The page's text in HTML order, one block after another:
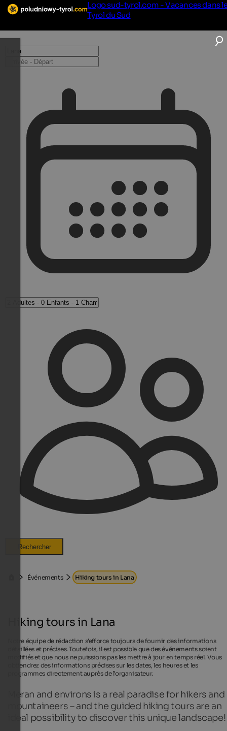
Logo sud-tyrol.com - Vacances dans
Tyrol du Sud
Rechercher
Événements Hiking tours in Lana
Hiking tours in Lana
Notre équipe de rédaction s'efforce toujours de fournir des informations
détaillées et précises. Toutefois, il est possible que des événements soient
modifiés et que nous ne puissions pas les mettre à jour en temps réel. Vous
obtiendrez des informations précises sur les dates, les heures et les
programmes directement auprès de l'organisateur.
Meran and environs is a real paradise for hikers and
mountaineers – and the guided hiking tours are an
ideal possibility to discover this unique landscape!